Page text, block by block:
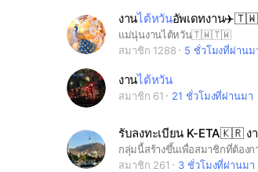
งานไต้หวันอัพเดทงาน✈️🇹🇼
แม่นุ่นงานไต้หวัน🇹🇼🇹🇼
สมาชิก 1288
5 ชั่วโมงที่ผ่านม
งานไต้หวัน
สมาชิก 61 21 ชั่วโมงที่ผ่านมา
สมาชิก 261
3 ชั่วโมงที่ผ่านมา